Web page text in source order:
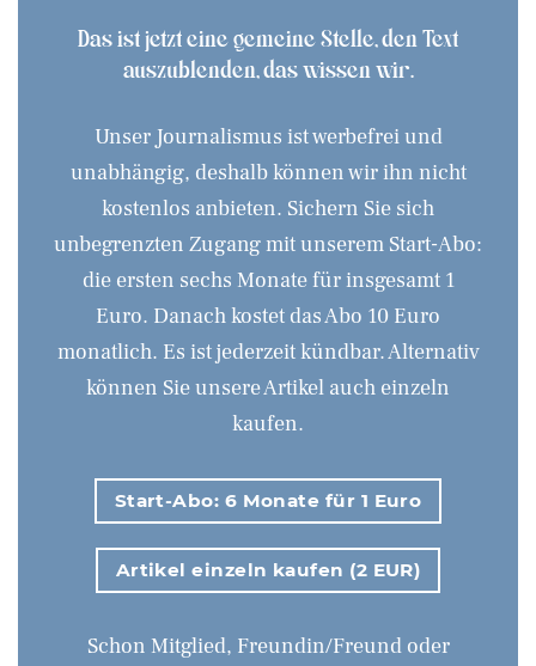
Das ist jetzt eine gemeine Stelle, den Text
auszublenden, das wissen wir.
Unser Journalismus ist werbefrei und
unabhängig, deshalb können wir ihn nicht
kostenlos anbieten. Sichern Sie sich
unbegrenzten Zugang mit unserem Start-Abo:
die ersten sechs Monate für insgesamt 1
Euro. Danach kostet das Abo 10 Euro
monatlich. Es ist jederzeit kündbar. Alternativ
können Sie unsere Artikel auch einzeln
kaufen.
Start-Abo: 6 Monate für 1 Euro
Artikel einzeln kaufen (2 EUR)
Schon Mitglied, Freundin/Freund oder